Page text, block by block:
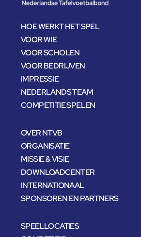
HOE WERKT HET SPEL
VOOR WIE
VOOR SCHOLEN
VOOR BEDRIJVEN
IMPRESSIE
NEDERLANDS TEAM
COMPETITIE SPELEN
OVER NTVB
ORGANISATIE
MISSIE & VISIE
DOWNLOADCENTER
INTERNATIONAAL
SPONSOREN EN PARTNERS
SPEELLOCATIES